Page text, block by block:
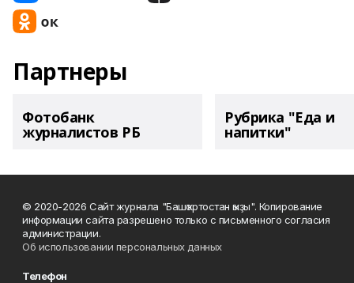
Партнеры
Фотобанк
журналистов РБ
Рубрика "Еда и
напитки"
© 2020-2026 Сайт журнала "Башҡортостан ҡыҙы". Копирование
информации сайта разрешено только с письменного согласия
администрации.
Об использовании персональных данных
Телефон